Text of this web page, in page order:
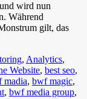
wird nun
Während
gilt, das
, Analytics,
Website, best seo,
madia, bwf magic,
, bwf media group,